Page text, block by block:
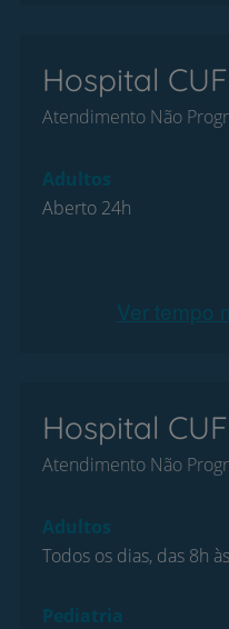
Hospital
Atendimento Não
Adultos
Aberto 24h
Ver tempo
Hospital
Atendimento Não
Adultos
Todos os dias, das 8h
Pediatria